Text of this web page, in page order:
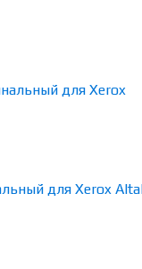
для Xerox